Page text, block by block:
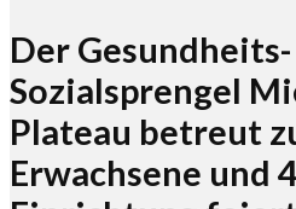
Der
Sozialsprengel
Plateau betreut
Erwachsene und